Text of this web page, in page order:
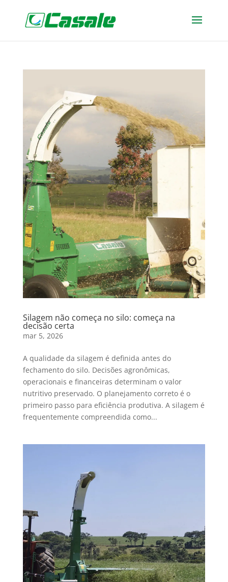
Silagem não começa no silo: começa na
decisão certa
mar 5, 2026
A qualidade da silagem é definida antes do
fechamento do silo. Decisões agronômicas,
operacionais e financeiras determinam o valor
nutritivo preservado. O planejamento correto é o
primeiro passo para eficiência produtiva. A silagem é
frequentemente compreendida como...